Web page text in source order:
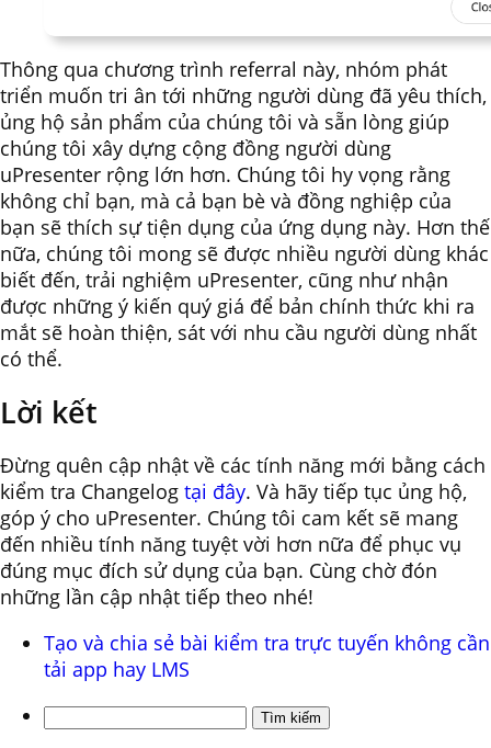
Thông qua chương trình referral này, nhóm phát
triển muốn tri ân tới những người dùng đã yêu thích,
ủng hộ sản phẩm của chúng tôi và sẵn lòng giúp
chúng tôi xây dựng cộng đồng người dùng
uPresenter rộng lớn hơn. Chúng tôi hy vọng rằng
không chỉ bạn, mà cả bạn bè và đồng nghiệp của
bạn sẽ thích sự tiện dụng của ứng dụng này. Hơn thế
nữa, chúng tôi mong sẽ được nhiều người dùng khác
biết đến, trải nghiệm uPresenter, cũng như nhận
được những ý kiến quý giá để bản chính thức khi ra
mắt sẽ hoàn thiện, sát với nhu cầu người dùng nhất
có thể.
Lời kết
Đừng quên cập nhật về các tính năng mới bằng cách
kiểm tra Changelog tại đây. Và hãy tiếp tục ủng hộ,
góp ý cho uPresenter. Chúng tôi cam kết sẽ mang
đến nhiều tính năng tuyệt vời hơn nữa để phục vụ
đúng mục đích sử dụng của bạn. Cùng chờ đón
những lần cập nhật tiếp theo nhé!
Tạo và chia sẻ bài kiểm tra trực tuyến không cần
tải app hay LMS
Tìm